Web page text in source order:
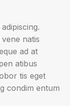
natis
ad at
atibus
tis eget
condim entum